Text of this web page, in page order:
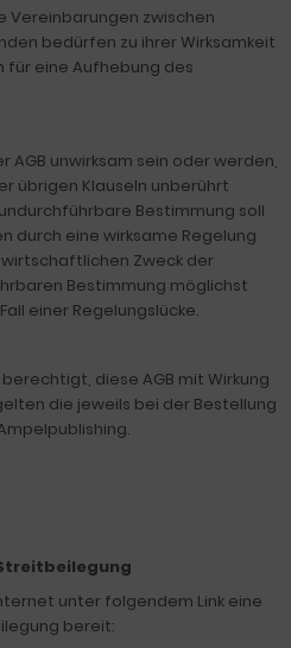
Vereinbarungen zwischen
bedürfen zu ihrer Wirksamkeit
eine Aufhebung des
AGB unwirksam sein oder werden,
übrigen Klauseln unberührt
Bestimmung soll
durch eine wirksame Regelung
Zweck der
Bestimmung möglichst
einer Regelungslücke.
diese AGB mit Wirkung
die jeweils bei der Bestellung
unter folgendem Link eine
bereit: